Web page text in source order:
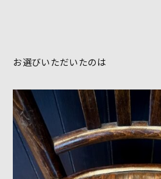
お選びいただいたのは